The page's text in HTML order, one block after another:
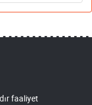
faaliyet